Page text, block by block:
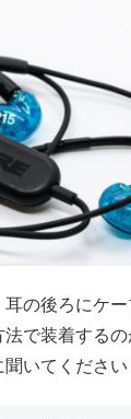
の後ろにケー
で装着する
いてください